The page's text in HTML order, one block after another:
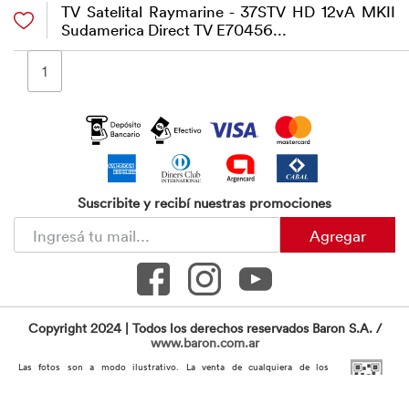
TV Satelital Raymarine - 37STV HD 12vA MKII
Sudamerica Direct TV E70456...
1
Suscribite y recibí nuestras promociones
Agregar
Copyright 2024 | Todos los derechos reservados Baron S.A. /
www.baron.com.ar
Las fotos son a modo ilustrativo. La venta de cualquiera de los